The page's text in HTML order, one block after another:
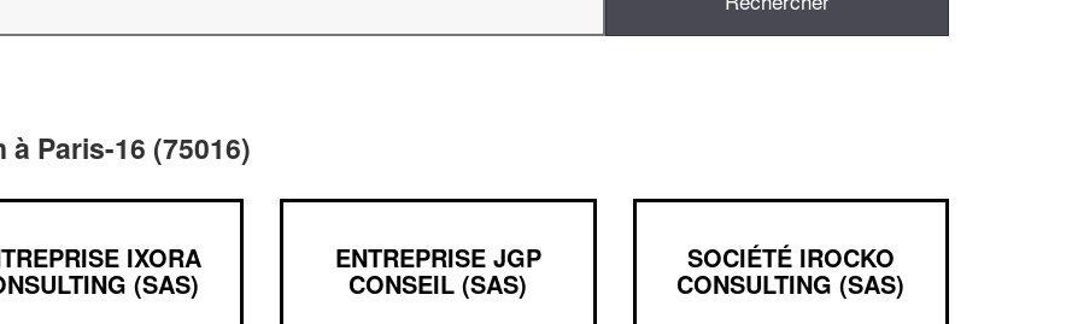
Paris-16 (75016)
IXORA
(SAS)
ENTREPRISE JGP
CONSEIL (SAS)
SOCIÉTÉ IROCKO
CONSULTING (SAS)